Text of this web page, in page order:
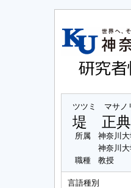
ツツミ マサノ
堤 正典
所属
神奈川
神奈川
職種
教授
言語種別